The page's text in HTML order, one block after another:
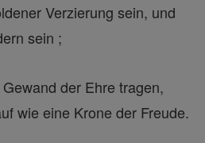
Verzierung sein, und
sein ;
der Ehre tragen,
wie eine Krone der Freude.